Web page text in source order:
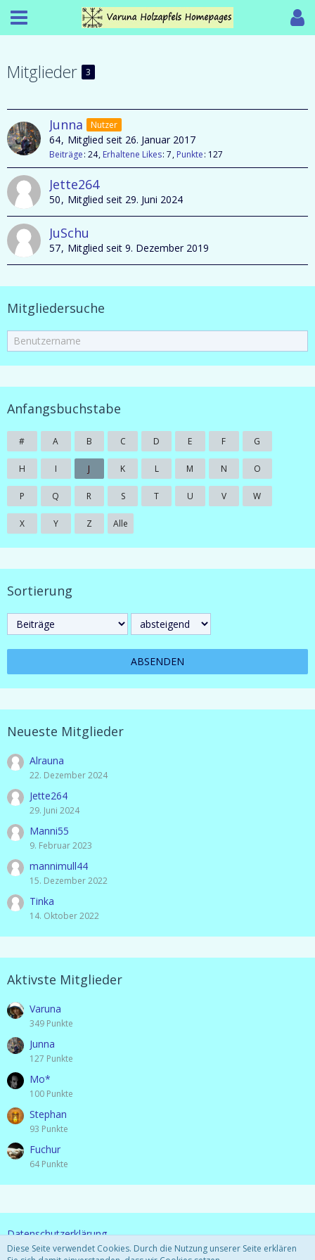
Mitglieder 3
Junna Nutzer
64 Mitglied seit 26. Januar 2017
Beiträge 24 Erhaltene Likes 7 Punkte 127
Jette264
50 Mitglied seit 29. Juni 2024
JuSchu
57 Mitglied seit 9. Dezember 2019
Mitgliedersuche
Anfangsbuchstabe
# A B C D E F G
H I J K L M N O
P Q R S T U V W
X Y Z Alle
Sortierung
Neueste Mitglieder
Alrauna
22. Dezember 2024
Jette264
29. Juni 2024
Manni55
9. Februar 2023
mannimull44
15. Dezember 2022
Tinka
14. Oktober 2022
Aktivste Mitglieder
Varuna
349 Punkte
Junna
127 Punkte
Mo*
100 Punkte
Stephan
93 Punkte
Fuchur
64 Punkte
Datenschutzerklärung
Diese Seite verwendet Cookies. Durch die Nutzung unserer Seite erklären